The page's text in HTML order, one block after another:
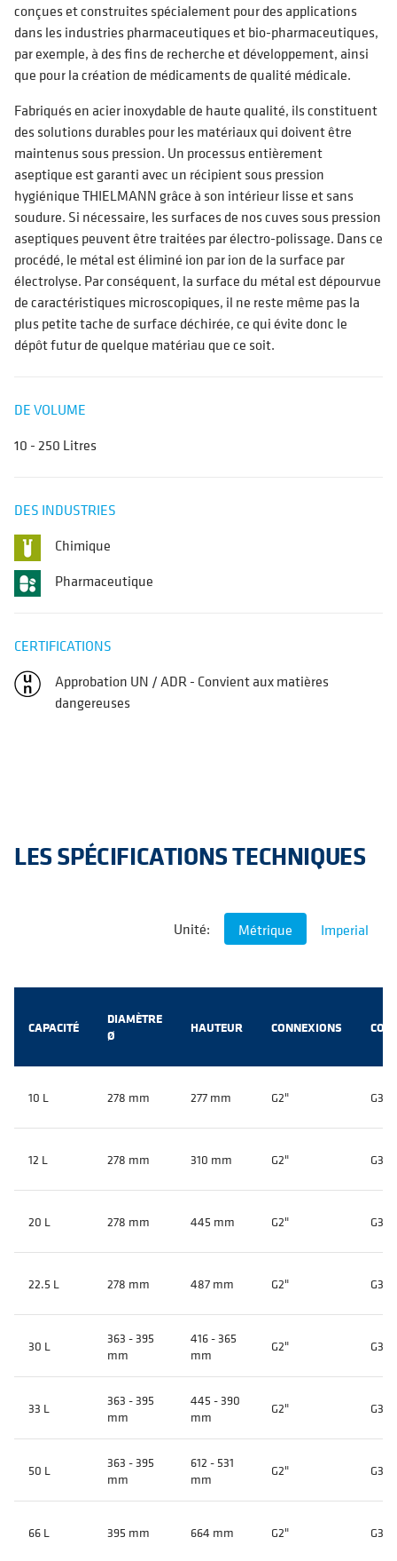
conçues et construites spécialement pour des applications
dans les industries pharmaceutiques et bio-pharmaceutiques,
par exemple, à des fins de recherche et développement, ainsi
que pour la création de médicaments de qualité médicale.
Fabriqués en acier inoxydable de haute qualité, ils constituent
des solutions durables pour les matériaux qui doivent être
maintenus sous pression. Un processus entièrement
aseptique est garanti avec un récipient sous pression
hygiénique THIELMANN grâce à son intérieur lisse et sans
soudure. Si nécessaire, les surfaces de nos cuves sous pression
aseptiques peuvent être traitées par électro-polissage. Dans ce
procédé, le métal est éliminé ion par ion de la surface par
électrolyse. Par conséquent, la surface du métal est dépourvue
de caractéristiques microscopiques, il ne reste même pas la
plus petite tache de surface déchirée, ce qui évite donc le
dépôt futur de quelque matériau que ce soit.
DE VOLUME
10 - 250 Litres
DES INDUSTRIES
Chimique
Pharmaceutique
CERTIFICATIONS
Approbation UN / ADR - Convient aux matières
dangereuses
LES SPÉCIFICATIONS TECHNIQUES
Unité: Métrique Imperial
CAPACITÉ
DIAMÈTRE
Ø
HAUTEUR CONNEXIONS
10 L 278 mm 277 mm G2" G3/
12 L 278 mm 310 mm G2" G3/
20 L 278 mm 445 mm G2" G3/
22.5 L 278 mm 487 mm G2" G3/
30 L
363 - 395
mm
416 - 365
mm
G2" G3/
33 L
363 - 395
mm
445 - 390
mm
G2" G3/
50 L
363 - 395
mm
612 - 531
mm
G2" G3/
66 L 395 mm 664 mm G2" G3/